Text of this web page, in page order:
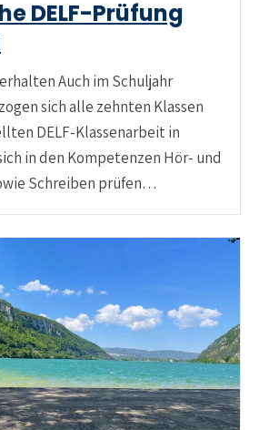
DELF-Prüfung
Auch im Schuljahr
sich alle zehnten Klassen
DELF-Klassenarbeit in
in den Kompetenzen Hör- und
Schreiben prüfen…